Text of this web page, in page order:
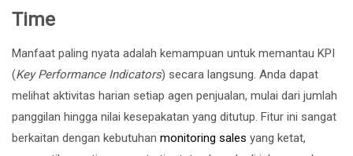
Time
Manfaat paling nyata adalah kemampuan untuk memantau KPI
(Key Performance Indicators) secara langsung. Anda dapat
melihat aktivitas harian setiap agen penjualan, mulai dari jumlah
panggilan hingga nilai kesepakatan yang ditutup. Fitur ini sangat
berkaitan dengan kebutuhan monitoring sales yang ketat,